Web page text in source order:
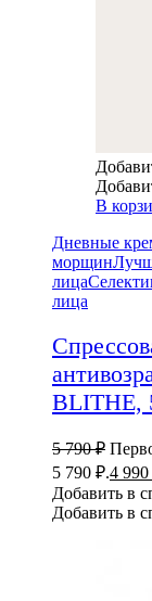
В
Дневные
морщин
лица
лица
BLITHE,
5 790₽
5 790 ₽.4 990
Добавить в
Добавить в